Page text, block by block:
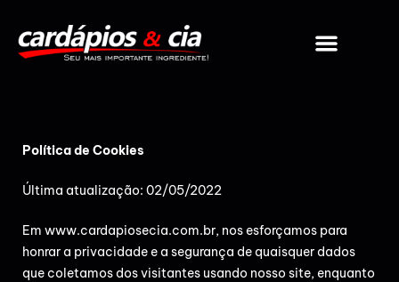
Política de Cookies
Última atualização: 02/05/2022
Em www.cardapiosecia.com.br, nos esforçamos para
honrar a privacidade e a segurança de quaisquer dados
que coletamos dos visitantes usando nosso site, enquanto